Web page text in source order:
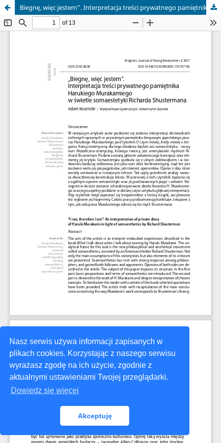
Nasz serwis używa informacji zapisanych w
plikach cookies. Korzystając z naszego serwisu
wyrażasz zgodę na ich użycie, zgodnie z
aktualnymi ustawieniami Twojej przeglądarki.
Dowiedz się więcej
Akceptuję
Biegnę, więc jestem”. Interpretacja treści prywatnego pamiętnika Harukiego Murakamiego w świetle somaestetyki Richarda Shustermana